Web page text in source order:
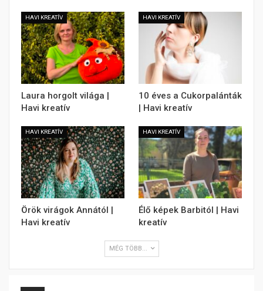
HAVI KREATÍV
Laura horgolt világa |
Havi kreatív
HAVI KREATÍV
10 éves a Cukorpalánták
| Havi kreatív
HAVI KREATÍV
Örök virágok Annától |
Havi kreatív
HAVI KREATÍV
Élő képek Barbitól | Havi
kreatív
MÉG TÖBB...